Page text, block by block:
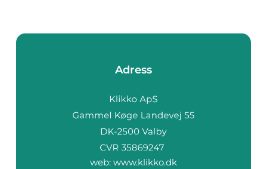
Adress
web: www.klikko.dk